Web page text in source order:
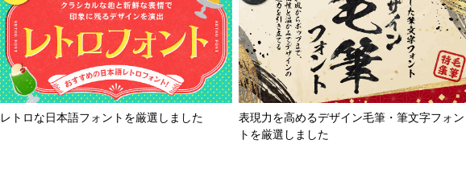
レトロな日本語フォントを厳選しました
表現力を高めるデザイン毛筆・筆文字フォン
トを厳選しました